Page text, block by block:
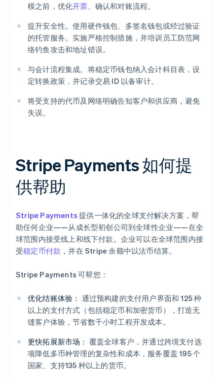
模之前，优化开票、确认和对账流程。
提升安全性。使用硬件钱包、多签名钱包或经过验证
的托管服务。实施严格控制措施，并培训员工防范网
络钓鱼攻击和地址错误。
与会计流程集成。将稳定币钱包纳入会计科目表，设
定转换政策，并记录交易 ID 以备审计。
将受支持的代币及网络明确告知客户和供应商，避免
失误。
Stripe Payments 如何提
供帮助
Stripe Payments提供一体化的全球支付解决方案，帮
助任何企业——从成长型初创公司到全球性企业——在全
球范围内接受线上和线下付款。企业可以在全球范围内接
受稳定币付款 ，并在 Stripe 余额中以法币结算。
Stripe Payments 可帮您：
优化结账体验： 通过预构建的支付用户界面和 125 种
以上的支付方式（包括稳定币和加密货币），打造无
缝客户体验，节省数千小时工程开发成本。
更快拓展新市场： 覆盖全球客户，并通过跨境支付选
项降低多币种管理的复杂性和成本，服务覆盖 195 个
国家、支持135 种以上的货币。